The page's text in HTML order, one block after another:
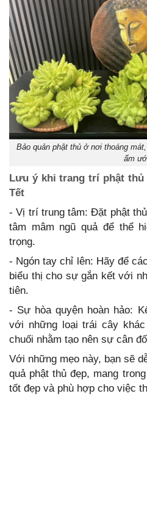
Bảo quản phật thủ ở nơi thoáng
ẩm
Lưu ý khi trang trí phật thủ
Tết
- Vị trí trung tâm: Đặt phật
tâm mâm ngũ quả để thể
trọng.
- Ngón tay chỉ lên: Hãy để
biểu thị cho sự gắn kết với
tiên.
- Sự hòa quyện hoàn hảo:
với những loại trái cây
chuối nhằm tạo nên sự cân
Với những mẹo này, bạn sẽ
quả phật thủ đẹp, mang
tốt đẹp và phù hợp cho việc